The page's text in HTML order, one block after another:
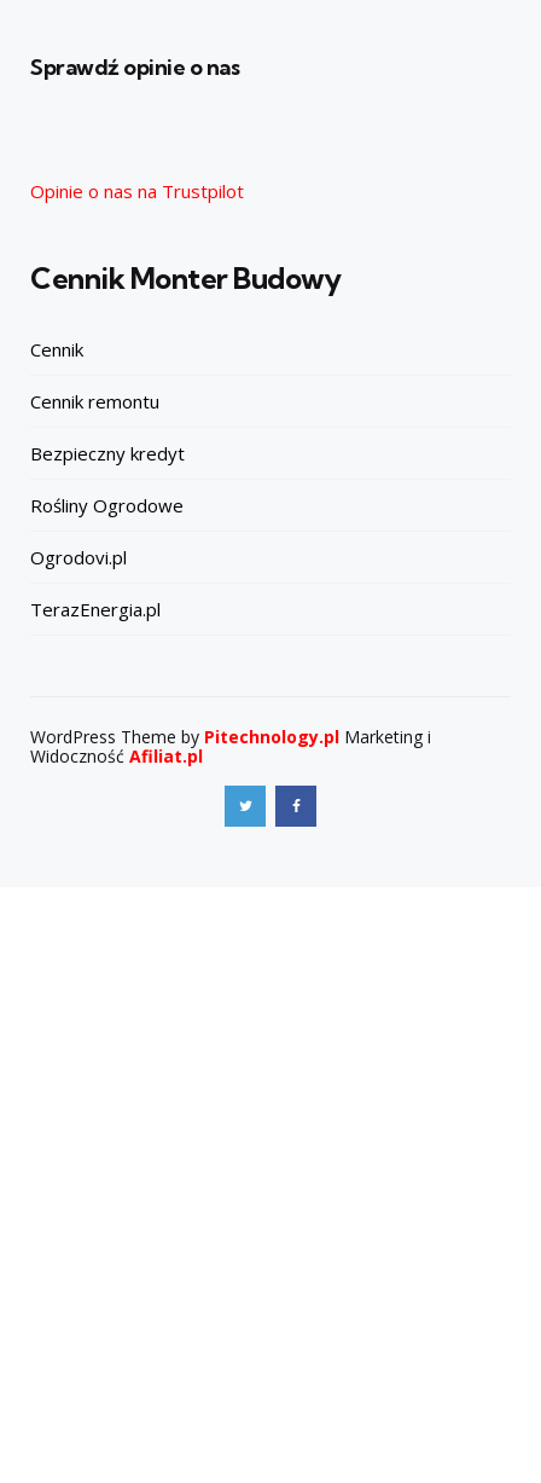
Sprawdź opinie o nas
Opinie o nas na Trustpilot
Cennik Monter Budowy
Cennik
Cennik remontu
Bezpieczny kredyt
Rośliny Ogrodowe
Ogrodovi.pl
TerazEnergia.pl
WordPress Theme by Pitechnology.pl Marketing i
Widoczność Afiliat.pl